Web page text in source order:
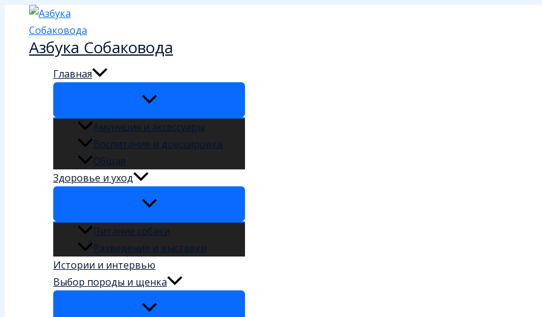
Перейти
содержимому
Азбука Собаковода
Главная
Амуниция и аксессуары
Воспитание и дрессировка
Общая
Здоровье и уход
Питание собаки
Разведение и выставки
Истории и интервью
Выбор породы и щенка